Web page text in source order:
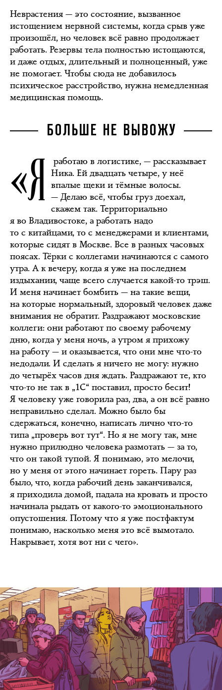
Неврастения — это состояние, вызванное
истощением нервной системы, когда срыв уже
произошёл, но человек всё равно продолжает
работать. Резервы тела полностью истощаются,
и даже отдых, длительный и полноценный, уже
не помогает. Чтобы сюда не добавилось
психическое расстройство, нужна немедленная
медицинская помощь.
БОЛЬШЕ НЕ ВЫВОЖУ
«Я
работаю в логистике, — рассказывает
Ника. Ей двадцать четыре, у неё
впалые щеки и тёмные волосы.
— Делаю всё, чтобы груз доехал,
скажем так. Территориально
я во Владивостоке, а работать надо
то с китайцами, то с менеджерами и клиентами,
которые сидят в Москве. Все в разных часовых
поясах. Тёрки с коллегами начинаются с самого
утра. А к вечеру, когда я уже на последнем
издыхании, чаще всего случается какой-то трэш.
И меня начинает бомбить — на такие вещи,
на которые нормальный, здоровый человек даже
внимания не обратит. Раздражают московские
коллеги: они работают по своему рабочему
дню, когда у меня ночь, а утром я прихожу
на работу — и оказывается, что они мне что-то
недодали. И сделать я ничего не могу: нужно
до четырёх часов дня ждать. Раздражают те, кто
что-то не так в „1С“ поставил, просто бесит!
Я человеку уже говорила раз, два, а он всё равно
неправильно сделал. Можно было бы
сдержаться, конечно, написать лично что-то
типа „проверь вот тут“. Но я не могу так, мне
нужно прилюдно человека размотать — за то,
что он такой тупой. Я понимаю, это мелочи,
но у меня от этого начинает гореть. Пару раз
было, что, когда рабочий день заканчивался,
я приходила домой, падала на кровать и просто
начинала рыдать от какого-то эмоционального
опустошения. Потому что я уже постфактум
понимаю, насколько меня это всё вымотало.
Накрывает, хотя вот ни с чего».